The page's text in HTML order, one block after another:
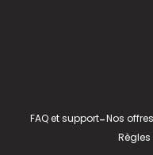
FAQ et support-Nos